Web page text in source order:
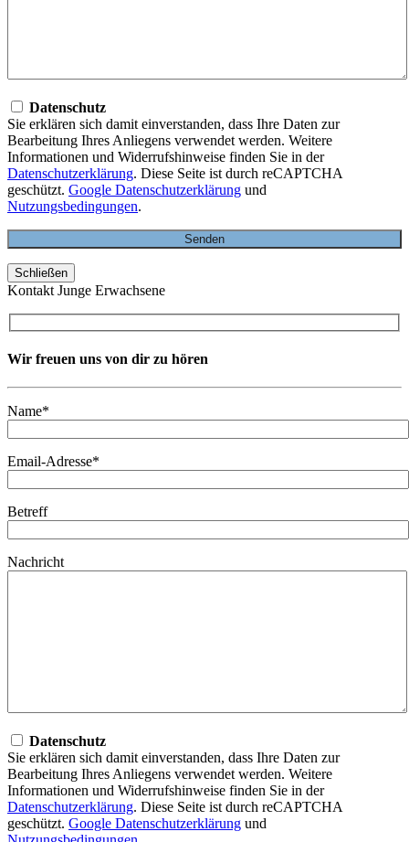
Datenschutz
Sie erklären sich damit einverstanden, dass Ihre Daten zur
Bearbeitung Ihres Anliegens verwendet werden. Weitere
Informationen und Widerrufshinweise finden Sie in der
Datenschutzerklärung. Diese Seite ist durch reCAPTCHA
geschützt. Google Datenschutzerklärung und
Nutzungsbedingungen.
Schließen
Kontakt Junge Erwachsene
Wir freuen uns von dir zu hören
Name*
Email-Adresse*
Betreff
Nachricht
Datenschutz
Sie erklären sich damit einverstanden, dass Ihre Daten zur
Bearbeitung Ihres Anliegens verwendet werden. Weitere
Informationen und Widerrufshinweise finden Sie in der
Datenschutzerklärung. Diese Seite ist durch reCAPTCHA
geschützt. Google Datenschutzerklärung und